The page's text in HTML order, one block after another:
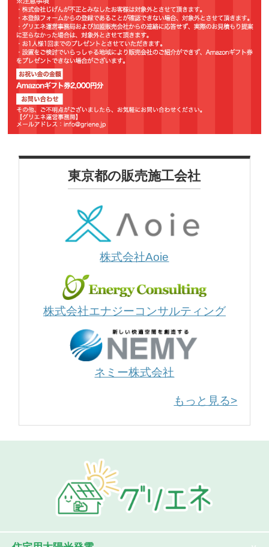
東京都の販売施工会社
株式会社Aoie
株式会社エナジーコンサルティング
ネミー株式会社
もっと見る>